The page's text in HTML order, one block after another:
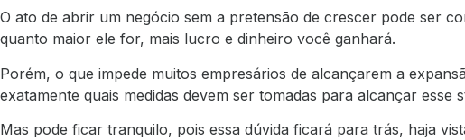
O ato de abrir um negócio sem a pretensão de crescer pode ser
quanto maior ele for, mais lucro e dinheiro você ganhará.
Porém, o que impede muitos empresários de alcançarem a
exatamente quais medidas devem ser tomadas para alcançar esse
Mas pode ficar tranquilo, pois essa dúvida ficará para trás, haja